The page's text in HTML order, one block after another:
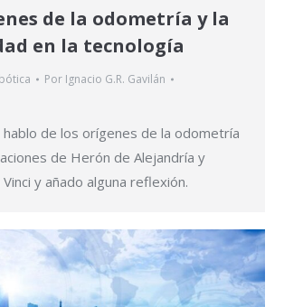
de la odometría y la
en la tecnología
Por Ignacio G.R. Gavilán
de los orígenes de la odometría
de Herón de Alejandría y
y añado alguna reflexión.